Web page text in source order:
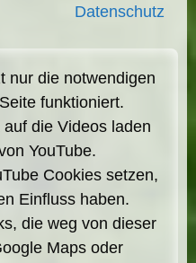
Datenschutz
nur die notwendigen
funktioniert.
die Videos laden
YouTube.
Cookies setzen,
Einfluss haben.
die weg von dieser
Maps oder